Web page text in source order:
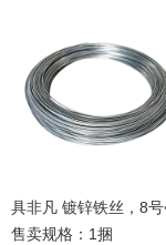
具非凡 镀锌铁丝，8
售卖规格：1捆